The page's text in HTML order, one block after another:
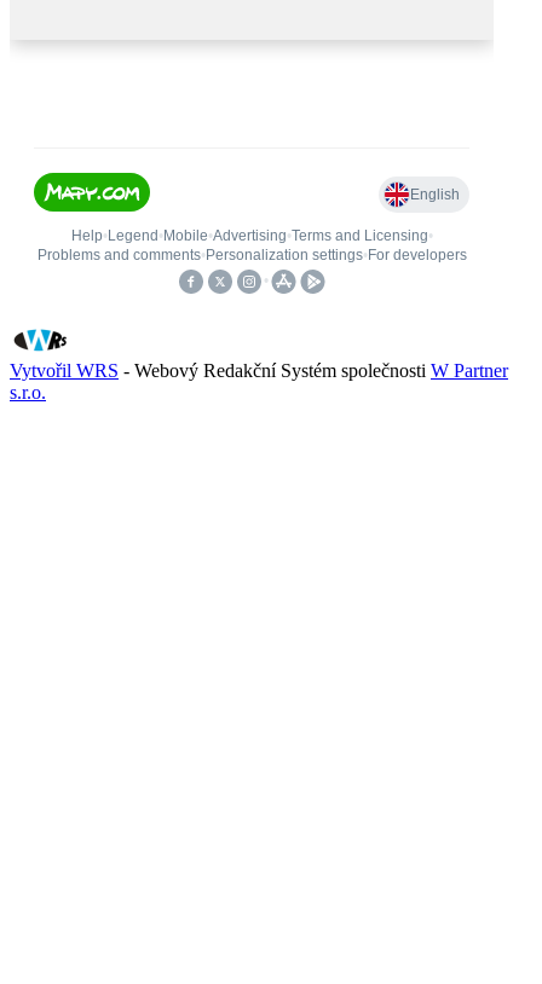
Vytvořil WRS - Webový Redakční Systém společnosti W Partner
s.r.o.